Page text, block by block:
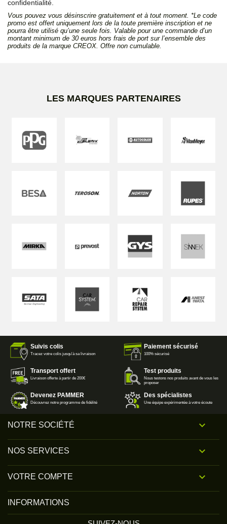
confidentialité.
Vous pouvez vous désinscrire gratuitement et à tout moment. *Le code
promo est offert uniquement lors de la toute première inscription et ne
pourra être utilisé qu’une seule fois. Valable pour une commande d’un
montant minimum de 30 euros hors frais de port sur l’ensemble des
produits de la marque CREOX. Offre non cumulable.
LES MARQUES PARTENAIRES
Suivis colis
Tracez votre colis jusqu'à sa livraison
Paiement sécurisé
100% sécurisé
Transport offert
Livraison offerte à partir de 200€
Test produits
Nous testons nos produits avant de vous les
proposer
Devenez PAMMER
Découvrez notre programme de fidélité
Des spécialistes
Une équipe expérimentée à votre écoute
NOTRE SOCIÉTÉ 
NOS SERVICES 
VOTRE COMPTE 
INFORMATIONS